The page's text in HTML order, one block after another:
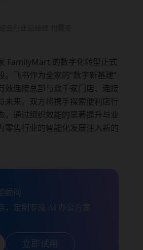
FamilyMart 的数字化转型正式
。飞书作为全家的“数字新基建”
效连接总部与数千家门店、连接
未来。双方将携手探索便利店行
，通过组织效能的显著提升与业
零售行业的智能化发展注入新的
顾问
，定制专属 AI 办公方案
立即试用